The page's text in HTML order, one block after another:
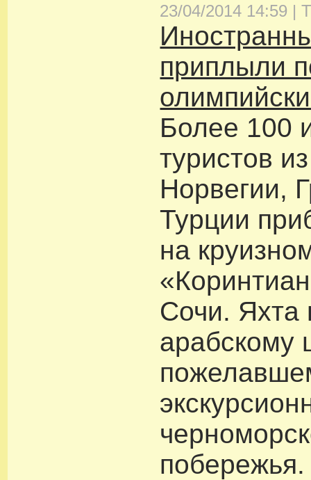
23/04/2014 14:59 |
приплыли
Более 100
туристов
Норвегии,
Турции
на
Сочи. Яхта
арабскому
побережья.